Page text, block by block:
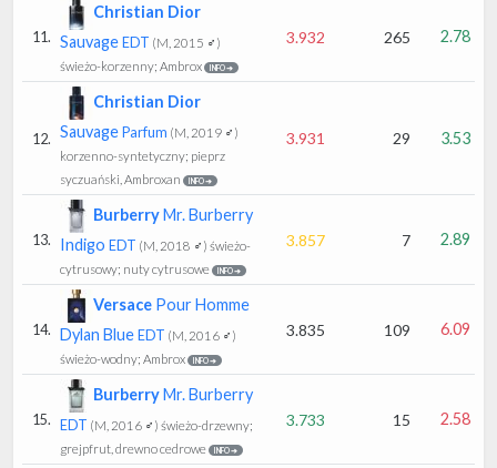
11.
Christian Dior
Sauvage EDT (M, 2015 ♂)
świeżo-korzenny; Ambrox
INFO ➔
3.932 265 2.78
12.
Christian Dior
Sauvage Parfum (M, 2019 ♂)
korzenno-syntetyczny; pieprz
syczuański, Ambroxan
INFO ➔
3.931 29 3.53
13.
BurberryMr. Burberry
Indigo EDT (M, 2018 ♂) świeżo-
cytrusowy; nuty cytrusowe
INFO ➔
3.857 7 2.89
14.
Versace Pour Homme
Dylan Blue EDT (M, 2016 ♂)
świeżo-wodny; Ambrox
INFO ➔
3.835 109 6.09
15.
BurberryMr. Burberry
EDT (M, 2016 ♂) świeżo-drzewny;
grejpfrut, drewno cedrowe
INFO ➔
3.733 15 2.58